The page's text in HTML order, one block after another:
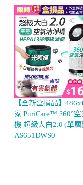
【全新盒損品】
家 PuriCare™ 360°空
機 超級大白2.0 (單
AS651DWS0